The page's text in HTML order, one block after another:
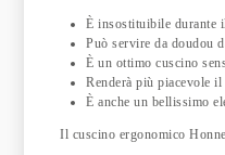
È insostituibile durante
Può servire da doudou
È un ottimo cuscino
Renderà più piacevole il
È anche un bellissimo
Il cuscino ergonomico